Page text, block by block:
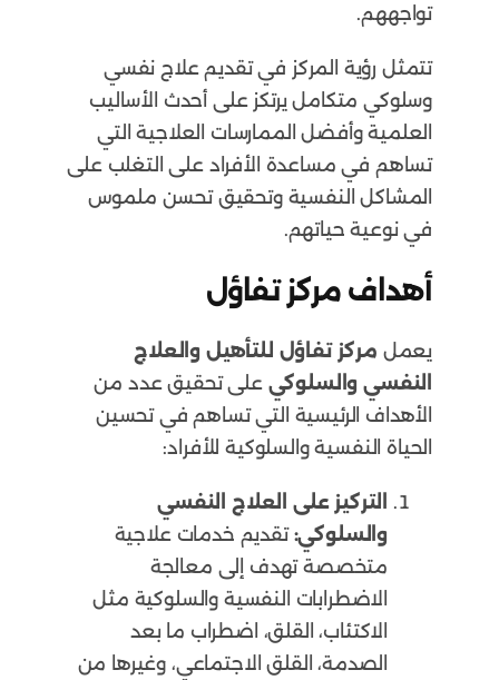
تواجههم.
تتمثل رؤية المركز في تقديم علاج نفسي
وسلوكي متكامل يرتكز على أحدث الأساليب
العلمية وأفضل الممارسات العلاجية التي
تساهم في مساعدة الأفراد على التغلب على
المشاكل النفسية وتحقيق تحسن ملموس
في نوعية حياتهم.
أهداف مركز تفاؤل
يعمل مركز تفاؤل للتأهيل والعلاج
النفسي والسلوكي على تحقيق عدد من
الأهداف الرئيسية التي تساهم في تحسين
الحياة النفسية والسلوكية للأفراد:
التركيز على العلاج النفسي
والسلوكي: تقديم خدمات علاجية
متخصصة تهدف إلى معالجة
الاضطرابات النفسية والسلوكية مثل
الاكتئاب، القلق، اضطراب ما بعد
الصدمة، القلق الاجتماعي، وغيرها من